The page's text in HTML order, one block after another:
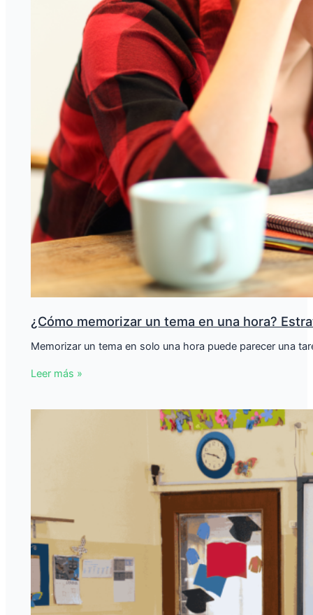
¿Cómo memorizar un tema en una hora?
Memorizar un tema en solo una hora puede parecer una
Leer más »